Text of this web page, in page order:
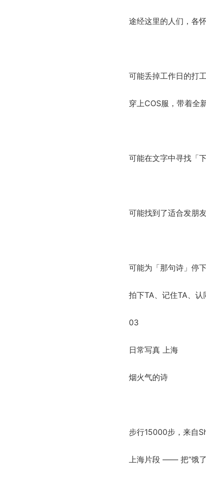
途经这里的人们，各
可能丢掉工作日的打
穿上COS服，带着全
可能在文字中寻找「下
可能找到了适合发朋友
可能为「那句诗」停
拍下TA、记住TA、认
03
日常写真 上海
烟火气的诗
步行15000步，来自
上海片段 —— 把“饿了